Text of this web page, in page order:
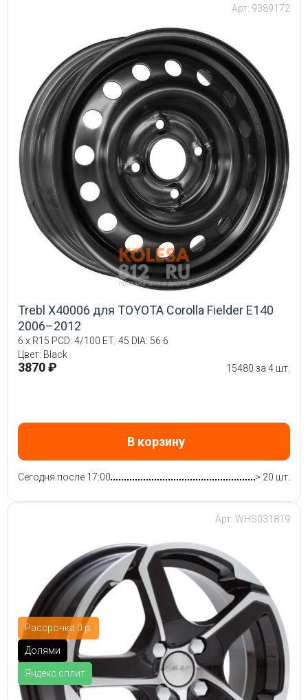
Арт: 9389172
Trebl X40006 для TOYOTA Corolla Fielder E140
2006–2012
6 x R15 PCD: 4/100 ET: 45 DIA: 56.6
Цвет: Black
3870 ₽ 15480 за 4 шт.
В корзину
Сегодня после 17:00 > 20 шт.
Рассрочка 0 р.
Долями
Яндекс.сплит
Арт: WHS031819